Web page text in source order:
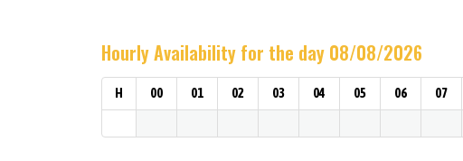
Hourly Availability for the day 08/08/2026
H 00 01 02 03 04 05 06 07